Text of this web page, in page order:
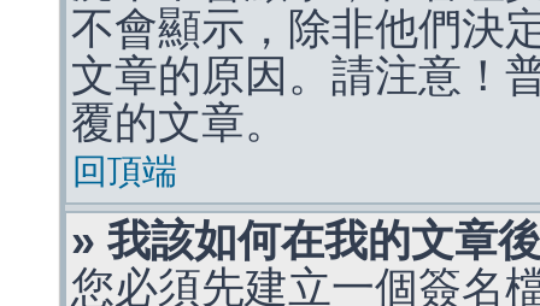
不會顯示，除非他們決
文章的原因。請注意！
覆的文章。
回頂端
» 我該如何在我的文章
您必須先建立一個簽名